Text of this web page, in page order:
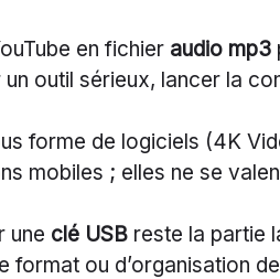
en fichier audio mp3
un outil sérieux, lancer la
forme de logiciels (4K
mobiles ; elles ne se
une clé USB reste la partie
format ou d’organisation